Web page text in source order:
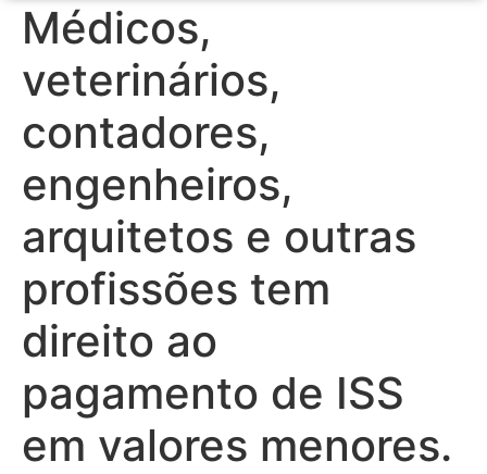
Médicos,
veterinários,
contadores,
engenheiros,
arquitetos e outras
profissões tem
direito ao
pagamento de ISS
em valores menores.